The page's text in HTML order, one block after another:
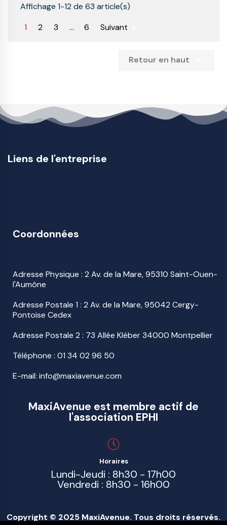
Affichage 1-12 de 63 article(s)
1
2 3 … 6 Suivant
Retour en haut
Liens de l'entreprise
Coordonnées
Adresse Physique : 2 Av. de la Mare, 95310 Saint-Ouen-
l'Aumône
Adresse Postale 1 : 2 Av. de la Mare, 95042 Cergy-
Pontoise Cedex
Adresse Postale 2 : 73 Allée Kléber 34000 Montpellier
Téléphone : 01 34 02 96 50
E-mail: info@maxiavenue.com
MaxiAvenue est membre actif de
l'association EPHI
Horaires
Lundi-Jeudi : 8h30 - 17h00
Vendredi : 8h30 - 16h00
Copyright © 2025 MaxiAvenue. Tous droits réservés.